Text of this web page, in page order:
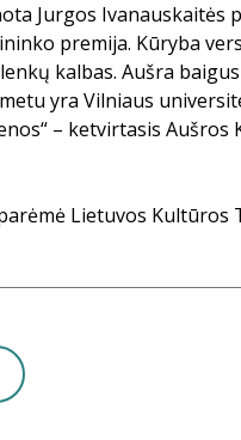
Jurgos Ivanauskaitės
premija. Kūryba
kalbas. Aušra
yra Vilniaus
– ketvirtasis Aušros
Lietuvos Kultūros